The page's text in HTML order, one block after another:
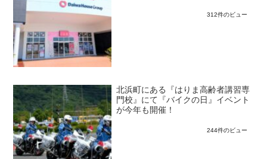
312件のビュー
北浜町にある『はりま高齢者講習専
門校』にて『バイクの日』イベント
が今年も開催！
244件のビュー